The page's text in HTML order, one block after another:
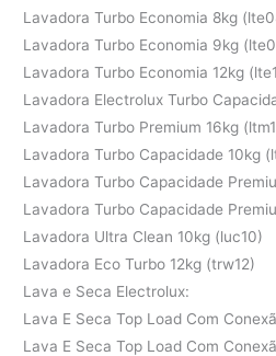
Lavadora Turbo Economia 8kg
Lavadora Turbo Economia 9kg
Lavadora Turbo Economia 12kg
Lavadora Electrolux Turbo
Lavadora Turbo Premium 16kg
Lavadora Turbo Capacidade 10kg
Lavadora Turbo Capacidade
Lavadora Turbo Capacidade
Lavadora Ultra Clean 10kg (luc10)
Lavadora Eco Turbo 12kg (trw12)
Lava e Seca Electrolux:
Lava E Seca Top Load Com
Lava E Seca Top Load Com